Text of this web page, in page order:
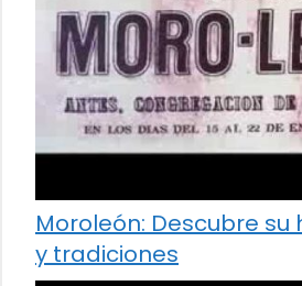
Moroleón: Descubre su
y tradiciones